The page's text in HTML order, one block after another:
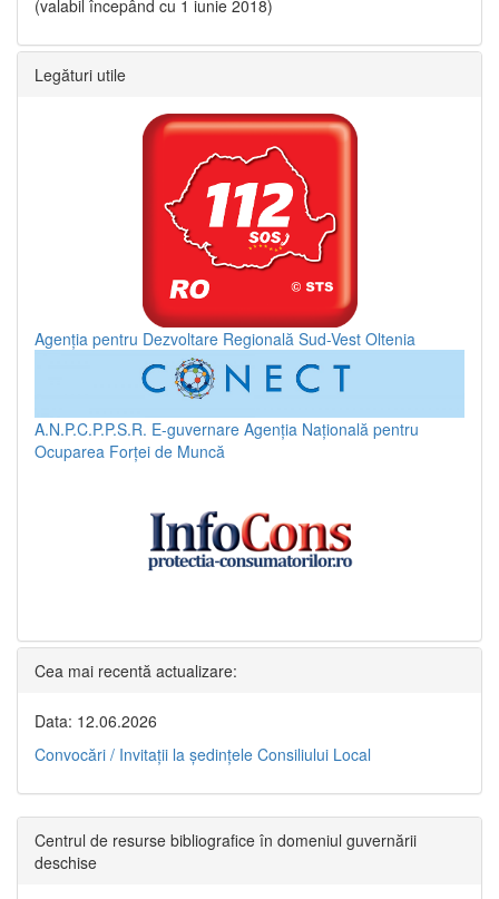
(valabil începând cu 1 iunie 2018)
Legături utile
Agenția pentru Dezvoltare Regională Sud-Vest Oltenia
A.N.P.C.P.P.S.R. E-guvernare Agenția Națională pentru
Ocuparea Forței de Muncă
Cea mai recentă actualizare:
Data: 12.06.2026
Convocări / Invitaţii la şedinţele Consiliului Local
Centrul de resurse bibliografice în domeniul guvernării
deschise